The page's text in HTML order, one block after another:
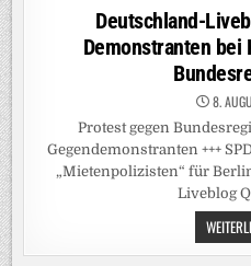
in
Deutschland-
Demonstranten bei
8.
Protest gegen
Gegendemonstranten +++
„Mietenpolizisten“ für
Liveblog